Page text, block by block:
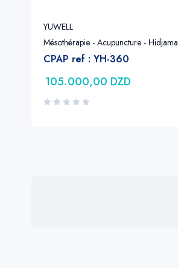
YUWELL
Mésothérapie - Acupuncture - Hidjama
CPAP ref : YH-360
105.000,00 DZD